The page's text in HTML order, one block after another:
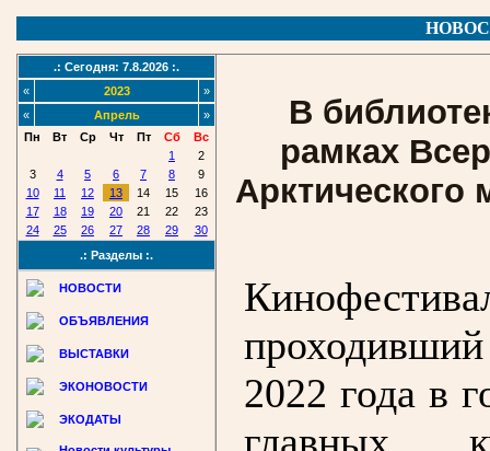
.: Сегодня: 7.8.2026 :.
«
2023
»
«
Апрель
»
Пн
Вт Ср Чт Пт Сб
Вс
1
2
3
4 5 6 7 8
9
10
11 12 13 14 15
16
17
18 19 20 21 22
23
24
25 26 27 28 29
30
.: Разделы :.
НОВОСТИ
ОБЪЯВЛЕНИЯ
ВЫСТАВКИ
ЭКОНОВОСТИ
ЭКОДАТЫ
В
рамках
Арктического
2022 года в
главных